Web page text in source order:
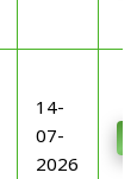
14-
07-
2026